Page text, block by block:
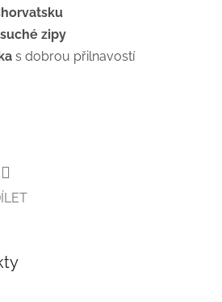
zipy
s dobrou přilnavostí